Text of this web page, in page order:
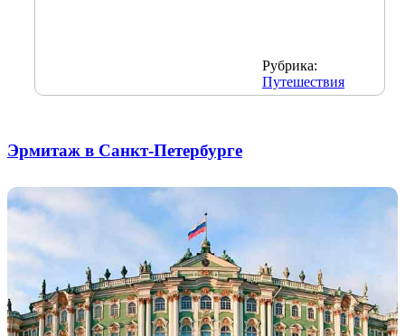
Рубрика:
Путешествия
Эрмитаж в Санкт-Петербурге